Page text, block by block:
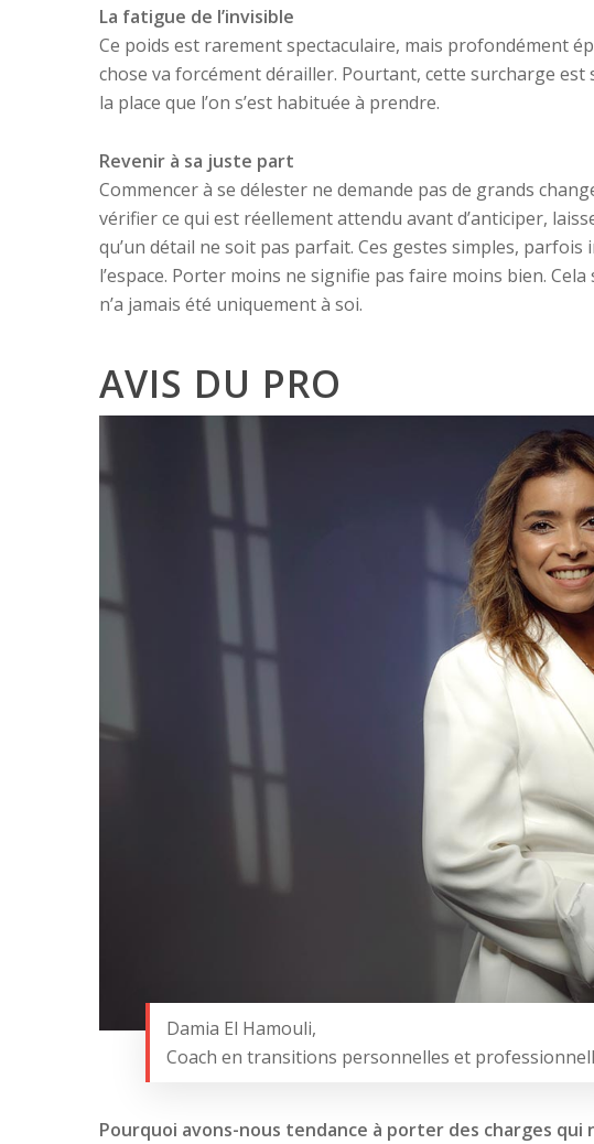
La fatigue de l’invisible
Ce poids est rarement spectaculaire, mais profondément
chose va forcément dérailler. Pourtant, cette surcharge
la place que l’on s’est habituée à prendre.
Revenir à sa juste part
Commencer à se délester ne demande pas de grands
vérifier ce qui est réellement attendu avant d’anticiper,
qu’un détail ne soit pas parfait. Ces gestes simples,
l’espace. Porter moins ne signifie pas faire moins bien.
n’a jamais été uniquement à soi.
AVIS DU PRO
Damia El Hamouli,
Coach en transitions personnelles et
Pourquoi avons-nous tendance à porter des charges qui